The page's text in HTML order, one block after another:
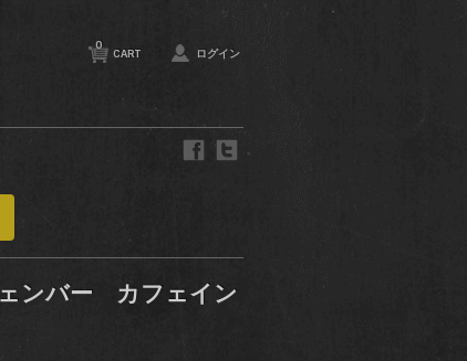
CART
0
ログイン
ンバー カフェイン